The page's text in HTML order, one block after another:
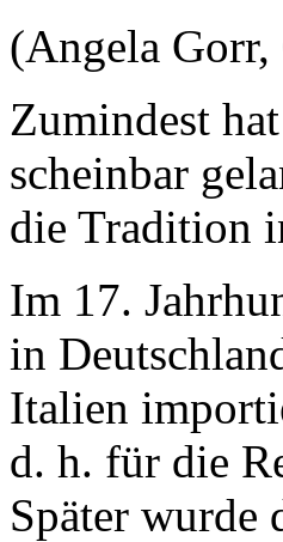
(Angela
Zumindest
scheinbar
die Tradition
Im 17.
in
Italien
d. h. für die
Später wurde